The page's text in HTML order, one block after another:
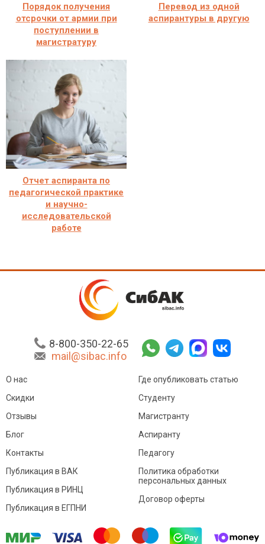
Порядок получения
отсрочки от армии при
поступлении в
магистратуру
Перевод из одной
аспирантуры в другую
Отчет аспиранта по
педагогической практике
и научно-
исследовательской
работе
8-800-350-22-65
mail@sibac.info
О нас
Скидки
Отзывы
Блог
Контакты
Где опубликовать статью
Студенту
Магистранту
Аспиранту
Педагогу
Публикация в ВАК
Публикация в РИНЦ
Публикация в ЕГПНИ
Политика обработки
персональных данных
Договор оферты